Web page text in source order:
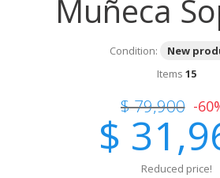
Muñeca
Condition:
New
Items 15
$ 79,900 -
$
Reduced price!